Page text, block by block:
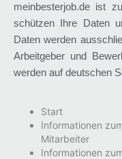
meinbesterjob.de ist
schützen Ihre Daten
Daten werden
Arbeitgeber und
werden auf deutschen
Start
Informationen
Mitarbeiter
Informationen